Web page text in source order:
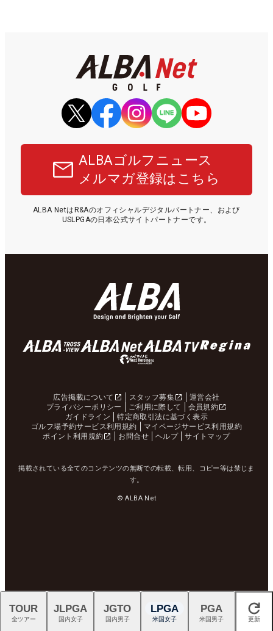
ALBAゴルフニュース
メルマガ登録はこちら
ALBA NetはR&Aのオフィシャルデジタルパートナー、および
USLPGAの日本公式サイトパートナーです。
広告掲載について スタッフ募集
運営会社
プライバシーポリシー
ご利用に際して
会員規約
ガイドライン
特定商取引法に基づく表示
ゴルフ場予約サービス利用規約
マイページサービス利用規約
ポイント利用規約
お問合せ ヘルプ サイトマップ
掲載されている全てのコンテンツの無断での転載、転用、コピー等は禁じま
す。
© ALBA Net
閉じる
TOUR
全ツアー
JLPGA
国内女子
JGTO
国内男子
LPGA
米国女子
PGA
米国男子 更新